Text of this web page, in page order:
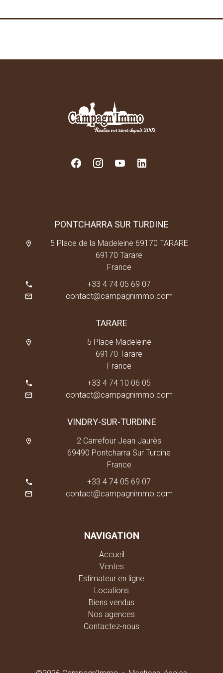
PONTCHARRA SUR TURDINE
5 Place de la Madeleine 69170 TARARE
69170 Tarare
France
+33 4 74 05 69 07
contact@campagnimmo.com
TARARE
5 Place Madeleine
69170 Tarare
France
+33 4 74 10 06 05
contact@campagnimmo.com
VINDRY-SUR-TURDINE
2 Carrefour Jean Jaurès
69490 Pontcharra Sur Turdine
France
+33 4 74 05 69 07
contact@campagnimmo.com
NAVIGATION
Accueil
Ventes
Estimateur en ligne
Locations
Biens vendus
Nos agences
Contactez-nous